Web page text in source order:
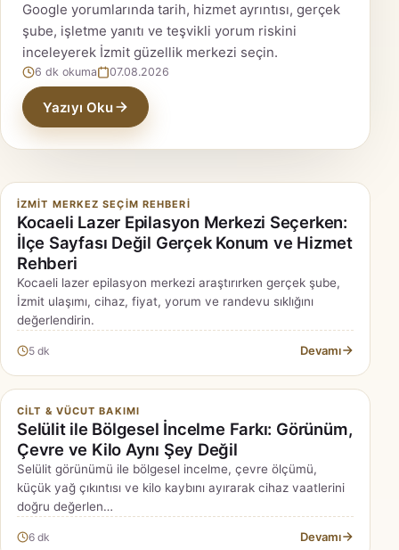
Google yorumlarında tarih, hizmet ayrıntısı, gerçek
şube, işletme yanıtı ve teşvikli yorum riskini
inceleyerek İzmit güzellik merkezi seçin.
6 dk okuma 07.08.2026
Yazıyı Oku
İZMIT MERKEZ SEÇIM REHBERI
Kocaeli Lazer Epilasyon Merkezi Seçerken:
İlçe Sayfası Değil Gerçek Konum ve Hizmet
Rehberi
Kocaeli lazer epilasyon merkezi araştırırken gerçek şube,
İzmit ulaşımı, cihaz, fiyat, yorum ve randevu sıklığını
değerlendirin.
5 dk Devamı
CILT & VÜCUT BAKIMI
Selülit ile Bölgesel İncelme Farkı: Görünüm,
Çevre ve Kilo Aynı Şey Değil
Selülit görünümü ile bölgesel incelme, çevre ölçümü,
küçük yağ çıkıntısı ve kilo kaybını ayırarak cihaz vaatlerini
doğru değerlen…
6 dk Devamı